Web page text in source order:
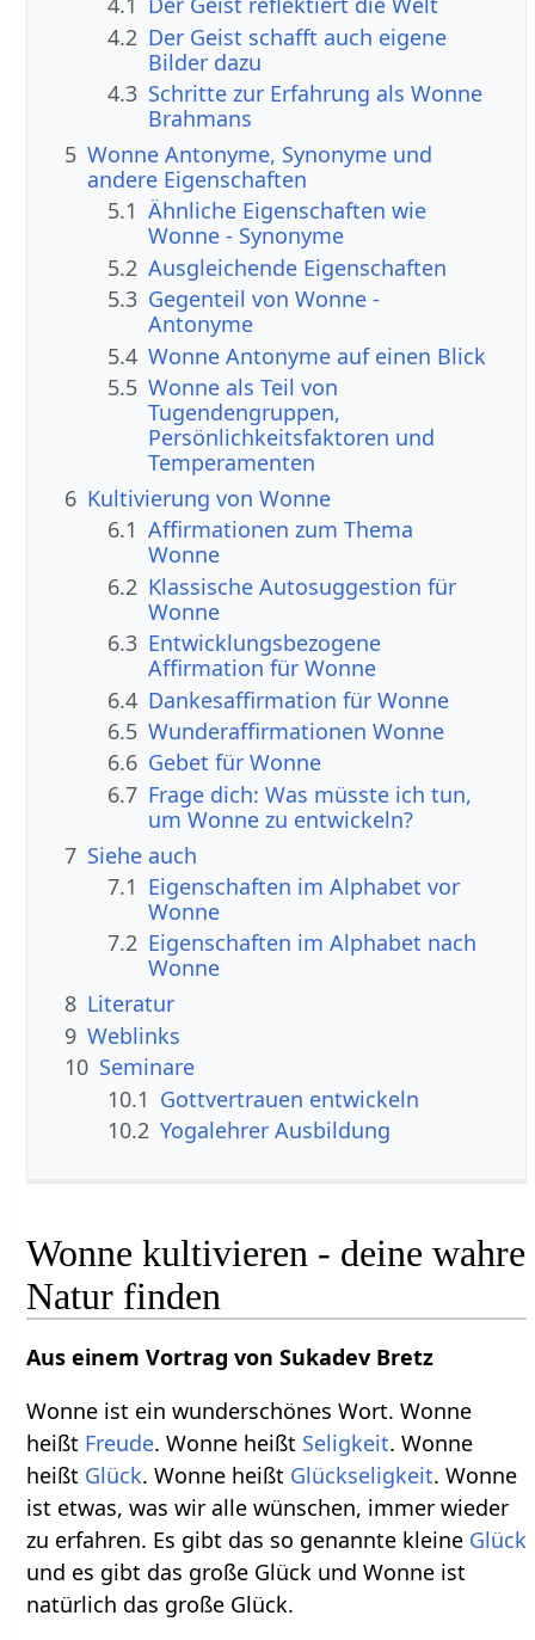
4.2 Der Geist schafft auch eigene
Bilder dazu
4.3 Schritte zur Erfahrung als Wonne
Brahmans
5 Wonne Antonyme, Synonyme und
andere Eigenschaften
5.1 Ähnliche Eigenschaften wie
Wonne - Synonyme
5.2 Ausgleichende Eigenschaften
5.3 Gegenteil von Wonne -
Antonyme
5.4 Wonne Antonyme auf einen Blick
5.5 Wonne als Teil von
Tugendengruppen,
Persönlichkeitsfaktoren und
Temperamenten
6 Kultivierung von Wonne
6.1 Affirmationen zum Thema
Wonne
6.2 Klassische Autosuggestion für
Wonne
6.3 Entwicklungsbezogene
Affirmation für Wonne
6.4 Dankesaffirmation für Wonne
6.5 Wunderaffirmationen Wonne
6.6 Gebet für Wonne
6.7 Frage dich: Was müsste ich tun,
um Wonne zu entwickeln?
7 Siehe auch
7.1 Eigenschaften im Alphabet vor
Wonne
7.2 Eigenschaften im Alphabet nach
Wonne
8 Literatur
9 Weblinks
10 Seminare
10.1 Gottvertrauen entwickeln
10.2 Yogalehrer Ausbildung
Wonne kultivieren - deine wahre
Natur finden
Aus einem Vortrag von Sukadev Bretz
Wonne ist ein wunderschönes Wort. Wonne
heißt Freude. Wonne heißt Seligkeit. Wonne
heißt Glück. Wonne heißt Glückseligkeit. Wonne
ist etwas, was wir alle wünschen, immer wieder
zu erfahren. Es gibt das so genannte kleine Glück
und es gibt das große Glück und Wonne ist
natürlich das große Glück.